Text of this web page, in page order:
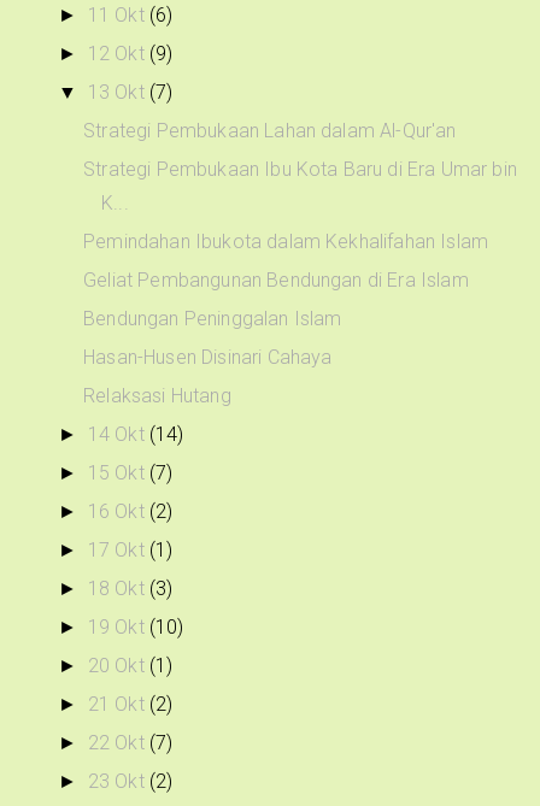
► 11 Okt (6)
► 12 Okt (9)
▼ 13 Okt (7)
Strategi Pembukaan Lahan dalam Al-Qur'an
Strategi Pembukaan Ibu Kota Baru di Era Umar bin
K...
Pemindahan Ibukota dalam Kekhalifahan Islam
Geliat Pembangunan Bendungan di Era Islam
Bendungan Peninggalan Islam
Hasan-Husen Disinari Cahaya
Relaksasi Hutang
► 14 Okt (14)
► 15 Okt (7)
► 16 Okt (2)
► 17 Okt (1)
► 18 Okt (3)
► 19 Okt (10)
► 20 Okt (1)
► 21 Okt (2)
► 22 Okt (7)
► 23 Okt (2)